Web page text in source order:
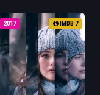
2017 IMDB 7